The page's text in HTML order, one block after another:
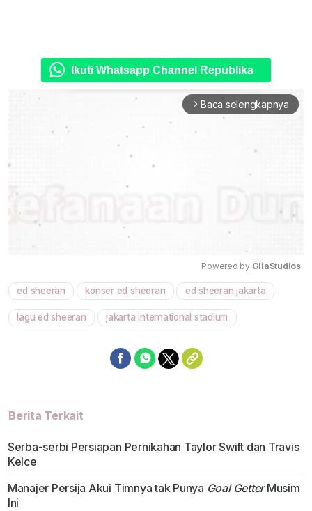
Ikuti Whatsapp Channel Republika
arrow_forward_ios Baca selengkapnya
Mute
Powered by GliaStudios
ed sheeran konser ed sheeran ed sheeran jakarta
lagu ed sheeran jakarta international stadium
Berita Terkait
Serba-serbi Persiapan Pernikahan Taylor Swift dan Travis
Kelce
Manajer Persija Akui Timnya tak Punya Goal GetterMusim
Ini